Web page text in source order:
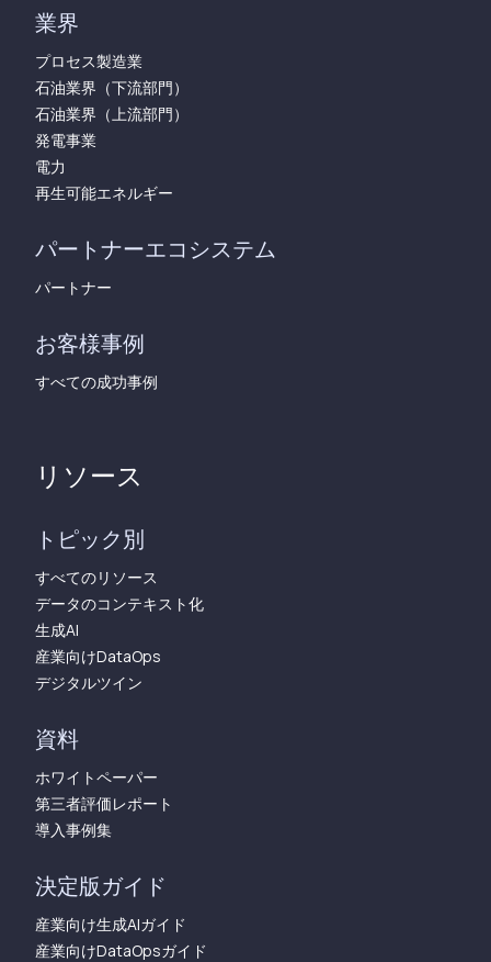
業界
プロセス製造業
石油業界（下流部門）
石油業界（上流部門）
発電事業
電力
再生可能エネルギー
パートナーエコシステム
パートナー
お客様事例
すべての成功事例
リソース
トピック別
すべてのリソース
データのコンテキスト化
生成AI
産業向けDataOps
デジタルツイン
資料
ホワイトペーパー
第三者評価レポート
導入事例集
決定版ガイド
産業向け生成AIガイド
産業向けDataOpsガイド